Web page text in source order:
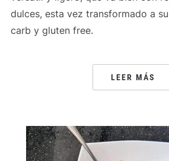
dulces, esta vez transformado a
carb y gluten free.
LEER MÁS